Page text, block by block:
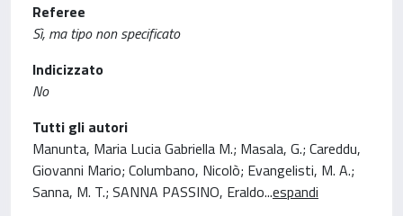
Referee
Sì, ma tipo non specificato
Indicizzato
No
Tutti gli autori
Manunta, Maria Lucia Gabriella M.; Masala, G.; Careddu,
Giovanni Mario; Columbano, Nicolò; Evangelisti, M. A.;
Sanna, M. T.; SANNA PASSINO, Eraldo...espandi